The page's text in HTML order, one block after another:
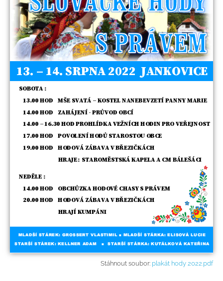
Stáhnout soubor: plakát hody 2022.pdf